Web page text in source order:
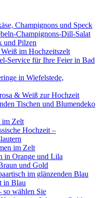
Champignons und Speck
Champignons-Dill-Salat
und Pilzen
im Hochzeitszelt
Service für Ihre Feier in Bad
in Wiefelstede,
& Weiß zur Hochzeit
Tischen und Blumendeko
im Zelt
Hochzeit –
im Zelt
in Orange und Lila
und Gold
im glänzenden Blau
in Blau
so wählen Sie